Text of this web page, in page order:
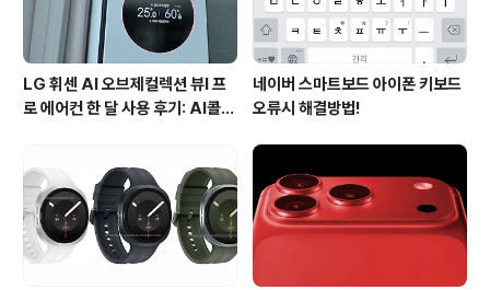
LG 휘센 AI 오브제컬렉션 뷰I 프
로 에어컨 한 달 사용 후기: AI콜드
네이버 스마트보드 아이폰 키보드
오류시 해결방법!